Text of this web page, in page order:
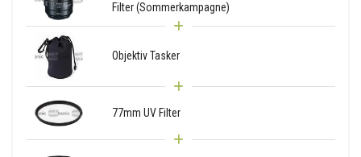
Filter (Sommerkampagne)
Objektiv Tasker
77mm UV Filter